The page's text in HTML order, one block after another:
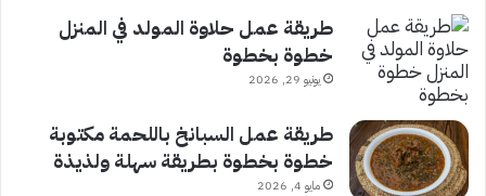
طريقة عمل حلاوة المولد في المنزل
خطوة بخطوة
يونيو 29, 2026
طريقة عمل السبانخ باللحمة مكتوبة
خطوة بخطوة بطريقة سهلة ولذيذة
مايو 4, 2026